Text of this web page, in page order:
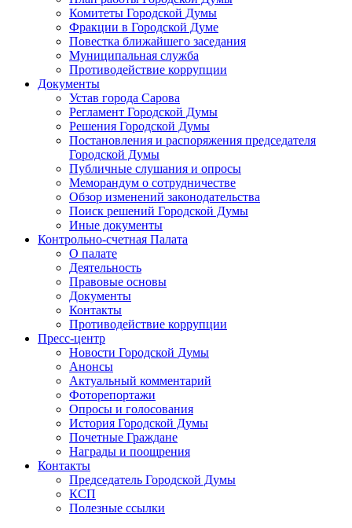
Комитеты Городской Думы
Фракции в Городской Думе
Повестка ближайшего заседания
Муниципальная служба
Противодействие коррупции
Документы
Устав города Сарова
Регламент Городской Думы
Решения Городской Думы
Постановления и распоряжения председателя
Городской Думы
Публичные слушания и опросы
Меморандум о сотрудничестве
Обзор изменений законодательства
Поиск решений Городской Думы
Иные документы
Контрольно-счетная Палата
О палате
Деятельность
Правовые основы
Документы
Контакты
Противодействие коррупции
Пресс-центр
Новости Городской Думы
Анонсы
Актуальный комментарий
Фоторепортажи
Опросы и голосования
История Городской Думы
Почетные Граждане
Награды и поощрения
Контакты
Председатель Городской Думы
КСП
Полезные ссылки